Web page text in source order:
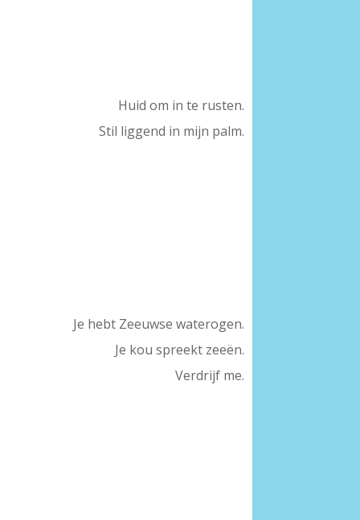
Huid om in te rusten.
Stil liggend in mijn palm.
Je hebt Zeeuwse waterogen.
Je kou spreekt zeeën.
Verdrijf me.